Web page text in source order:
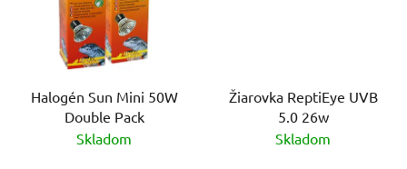
Halogén Sun Mini 50W
Double Pack
Skladom
Žiarovka ReptiEye UVB
5.0 26w
Skladom